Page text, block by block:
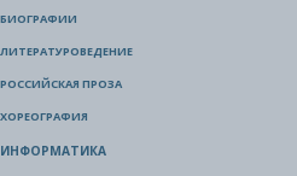
БИОГРАФИИ
ЛИТЕРАТУРОВЕДЕНИЕ
РОССИЙСКАЯ ПРОЗА
ХОРЕОГРАФИЯ
ИНФОРМАТИКА